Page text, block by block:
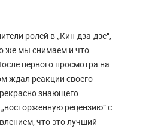
ролей в „Кин-дза-дзе“,
же мы снимаем и что
первого просмотра на
ждал реакции своего
знающего
рецензию“ с
что это лучший